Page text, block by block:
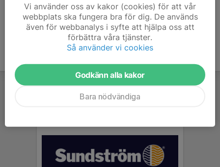
Ålder
57 år
Vi använder oss av kakor (cookies) för att vår
webbplats ska fungera bra för dig. De används
även för webbanalys i syfte att hjälpa oss att
förbättra våra tjänster.
Så använder vi cookies
Godkänn alla kakor
Bara nödvändiga